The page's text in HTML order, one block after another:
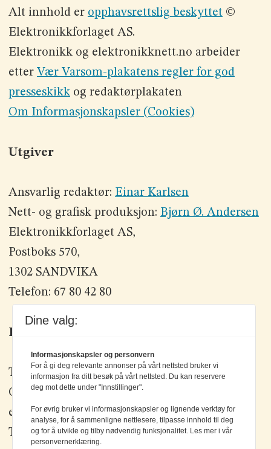
Alt innhold er opphavsrettslig beskyttet©
Elektronikkforlaget AS.
Elektronikk og elektronikknett.no arbeider
etter Vær Varsom-plakatens regler for god
presseskikkog redaktørplakaten
Om Informasjonskapsler (Cookies)
Utgiver
Ansvarlig redaktør: Einar Karlsen
Nett- og grafisk produksjon: Bjørn Ø. Andersen
Elektronikkforlaget AS,
Postboks 570,
1302 SANDVIKA
Telefon: 67 80 42 80
Kontakt oss
Tlf: +47 67 80 42 80
Olav Brunborgs vei 6, 1396 Billingstad
epost: elektronikk@elektronikkforlaget.no
Tips oss:tips@elektronikkforlaget.no
Dine valg:
Informasjonskapsler og personvern
For å gi deg relevante annonser på vårt nettsted bruker vi
informasjon fra ditt besøk på vårt nettsted. Du kan reservere
deg mot dette under "Innstillinger".
For øvrig bruker vi informasjonskapsler og lignende verktøy for
analyse, for å sammenligne nettlesere, tilpasse innhold til deg
og for å utvikle og tilby nødvendig funksjonalitet. Les mer i vår
personvernerklæring.